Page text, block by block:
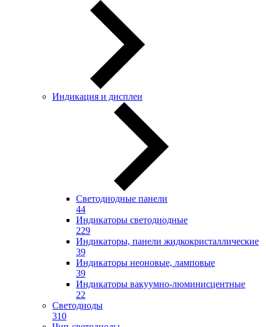
Индикация и дисплеи
Светодиодные панели
44
Индикаторы светодиодные
229
Индикаторы, панели жидкокристаллические
39
Индикаторы неоновые, ламповые
39
Индикаторы вакуумно-люминисцентные
22
Светодиоды
310